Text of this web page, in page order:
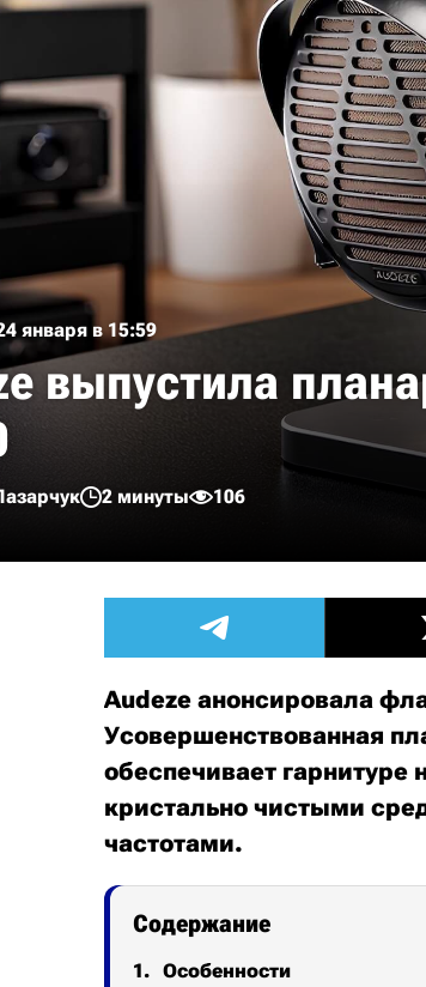
января в 15:59
выпустила
2 минуты 106
Audeze анонсировала
Усовершенствованная
обеспечивает гарнитуре
кристально чистыми
частотами.
Содержание
Особенности